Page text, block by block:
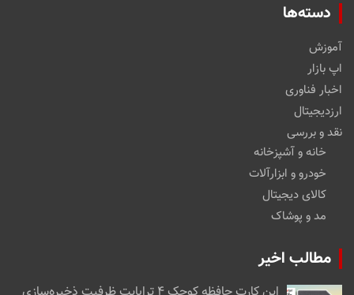
دسته‌ها
آموزش
اپ بازار
اخبار فناوری
ارزدیجیتال
نقد و بررسی
خانه و آشپزخانه
خودرو و ابزارآلات
کالای دیجیتال
مد و پوشاک
مطالب اخیر